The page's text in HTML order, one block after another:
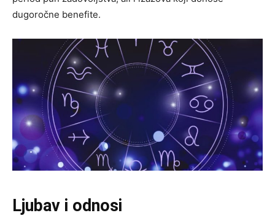
dugoročne benefite.
Ljubav i odnosi